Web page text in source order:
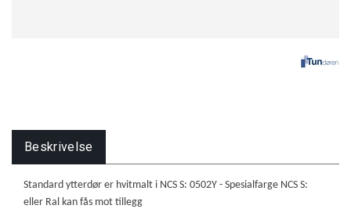
Beskrivelse
Standard ytterdør er hvitmalt i NCS S: 0502Y - Spesialfarge NCS S:
eller Ral kan fås mot tillegg